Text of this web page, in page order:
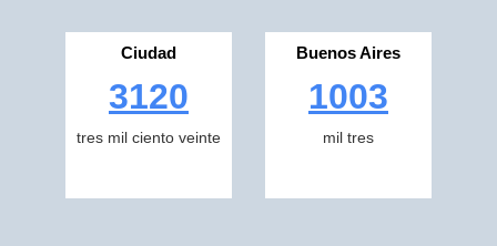
Ciudad
3120
tres mil ciento veinte
Buenos Aires
1003
mil tres